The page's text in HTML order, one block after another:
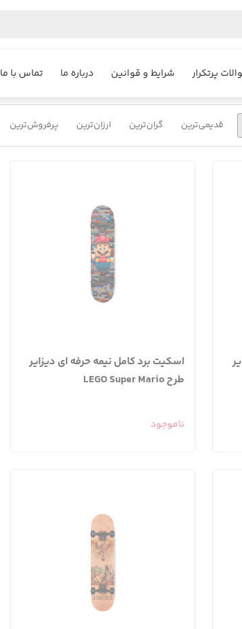
پرتکرار شرایط و قوانین درباره ما تماس با ما برد نیمه حرفه ی
قدیمی‌ترین گران‌ترین ارزان‌ترین پرفروش‌ترین
اسکیت برد کامل نیمه حرفه ای دیزایر
طرح LEGO Super Mario
ناموجود